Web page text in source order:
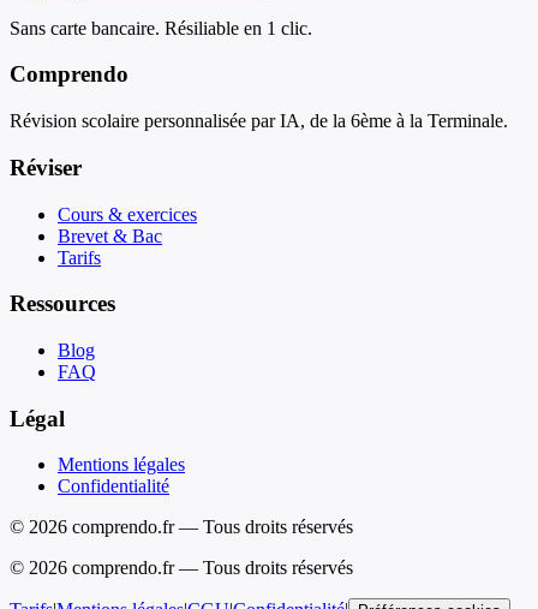
Sans carte bancaire. Résiliable en 1 clic.
Comprendo
Révision scolaire personnalisée par IA, de la 6ème à la Terminale.
Réviser
Cours & exercices
Brevet & Bac
Tarifs
Ressources
Blog
FAQ
Légal
Mentions légales
Confidentialité
© 2026 comprendo.fr — Tous droits réservés
© 2026 comprendo.fr — Tous droits réservés